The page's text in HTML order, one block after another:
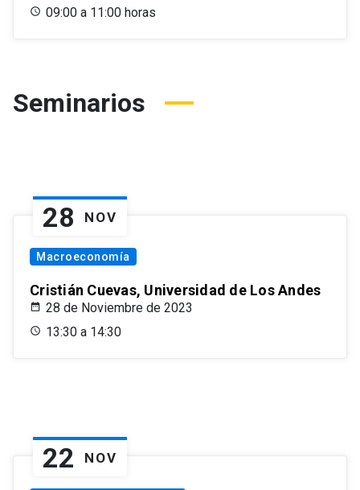
09:00 a 11:00 horas
Seminarios
28 NOV
Macroeconomía
Cristián Cuevas, Universidad de Los Andes
28 de Noviembre de 2023
13:30 a 14:30
22 NOV